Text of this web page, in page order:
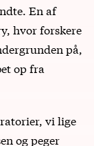
En af
hvor forskere
på,
op fra
vi lige
og peger